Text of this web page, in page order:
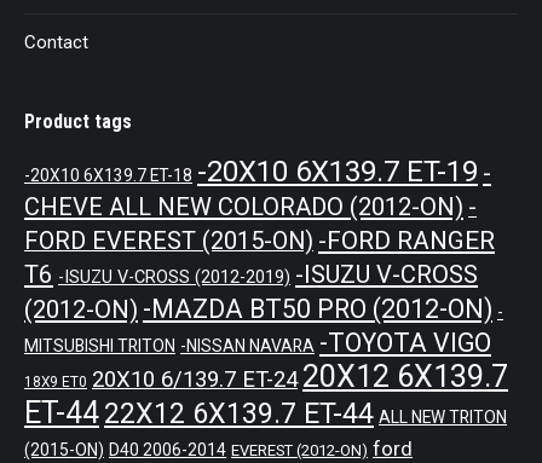
Contact
Product tags
-20X10 6X139.7 ET-18 -20X10 6X139.7 ET-19 -
CHEVE ALL NEW COLORADO (2012-ON) -
FORD EVEREST (2015-ON) -FORD RANGER
T6 -ISUZU V-CROSS (2012-2019) -ISUZU V-CROSS
(2012-ON) -MAZDA BT50 PRO (2012-ON) -
MITSUBISHI TRITON -NISSAN NAVARA -TOYOTA VIGO
18X9 ET0 20X10 6/139.7 ET-24 20X12 6X139.7
ET-4422X12 6X139.7 ET-44 ALL NEW TRITON
(2015-ON) D40 2006-2014 EVEREST (2012-ON) ford